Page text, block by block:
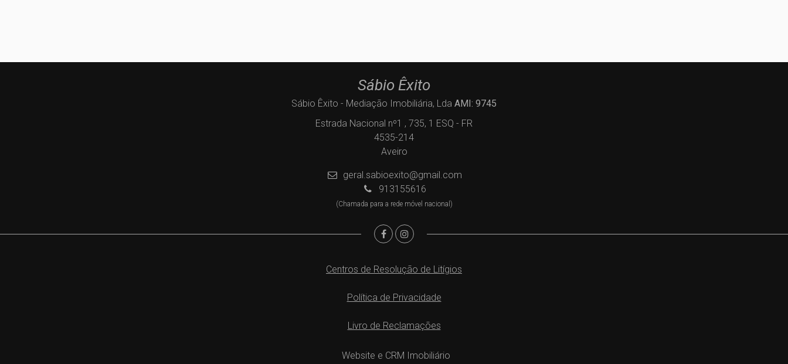
Sábio Êxito
Sábio Êxito - Mediação Imobiliária, Lda AMI: 9745
Estrada Nacional nº1 , 735, 1 ESQ - FR
4535-214
Aveiro
geral.sabioexito@gmail.com
913155616
(Chamada para a rede móvel nacional)
Centros de Resolução de Litígios
Política de Privacidade
Livro de Reclamações
Website e CRM Imobiliário